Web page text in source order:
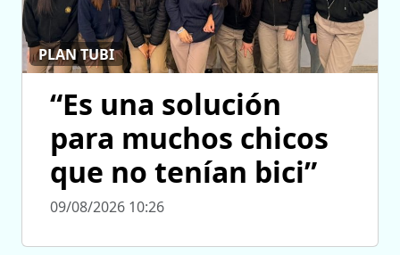
PLAN TUBI
“Es una solución
para muchos chicos
que no tenían bici”
09/08/2026 10:26